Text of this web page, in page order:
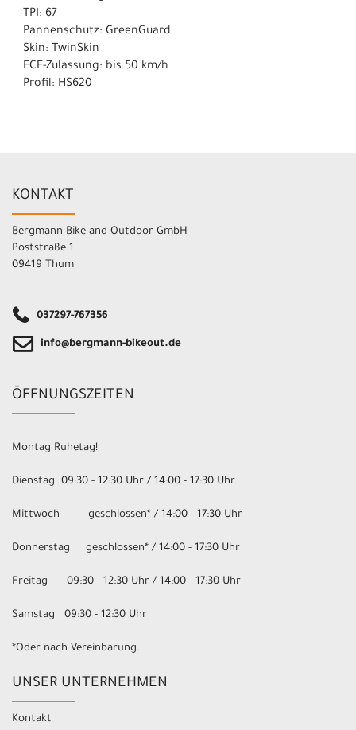
TPI: 67
Pannenschutz: GreenGuard
Skin: TwinSkin
ECE-Zulassung: bis 50 km/h
Profil: HS620
KONTAKT
Bergmann Bike and Outdoor GmbH
Poststraße 1
09419 Thum
037297-767356
info@bergmann-bikeout.de
ÖFFNUNGSZEITEN
Montag Ruhetag!
Dienstag 09:30 - 12:30 Uhr / 14:00 - 17:30 Uhr
Mittwoch geschlossen* / 14:00 - 17:30 Uhr
Donnerstag geschlossen* / 14:00 - 17:30 Uhr
Freitag 09:30 - 12:30 Uhr / 14:00 - 17:30 Uhr
Samstag 09:30 - 12:30 Uhr
*Oder nach Vereinbarung.
UNSER UNTERNEHMEN
Kontakt